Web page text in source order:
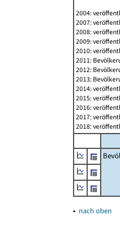
2004:
2007:
2008:
2009:
2010:
2011:
2012:
2013:
2014:
2015:
2016:
2017:
2018:
▴ nach oben